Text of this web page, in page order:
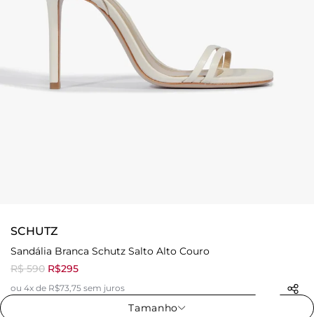
SCHUTZ
Sandália Branca Schutz Salto Alto Couro
R$ 590 R$295
ou 4x de R$73,75 sem juros
Tamanho